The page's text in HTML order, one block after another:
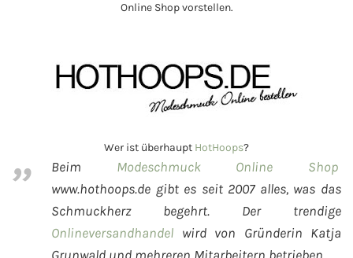
Online Shop vorstellen.
Wer ist überhaupt HotHoops?
Beim Modeschmuck Online Shop
www.hothoops.de gibt es seit 2007 alles, was das
Schmuckherz begehrt. Der trendige
Onlineversandhandel wird von Gründerin Katja